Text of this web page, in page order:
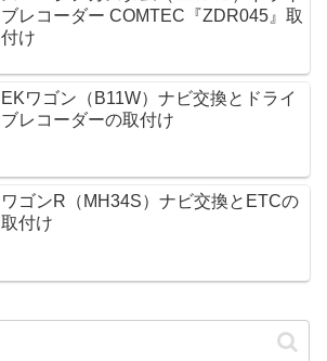
ブレコーダー COMTEC『ZDR045』取
付け
EKワゴン（B11W）ナビ交換とドライ
ブレコーダーの取付け
ワゴンR（MH34S）ナビ交換とETCの
取付け